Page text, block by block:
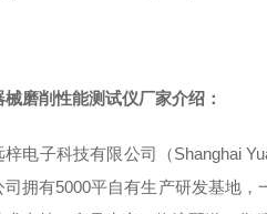
械磨削性能测试仪厂家介绍：
梓电子科技有限公司（Shanghai
司拥有5000平自有生产研发基地，